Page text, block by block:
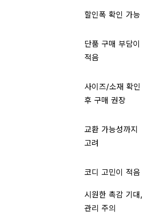
할인폭 확인 가능
단품 구매 부담이
적음
사이즈/소재 확인
후 구매 권장
교환 가능성까지
고려
코디 고민이 적음
시원한 촉감 기대,
관리 주의